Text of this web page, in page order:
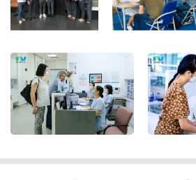
the
keyboard
shortcuts
for
changing
dates.